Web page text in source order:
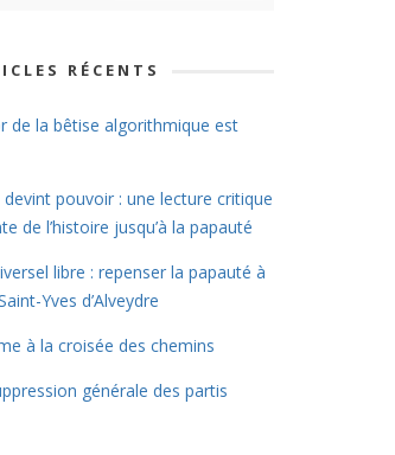
RÉCENTS
de la bêtise algorithmique est
devint pouvoir : une lecture critique
de l’histoire jusqu’à la papauté
libre : repenser la papauté à
Yves d’Alveydre
à la croisée des chemins
générale des partis